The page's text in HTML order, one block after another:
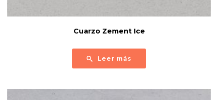
Cuarzo Zement Ice
Leer más